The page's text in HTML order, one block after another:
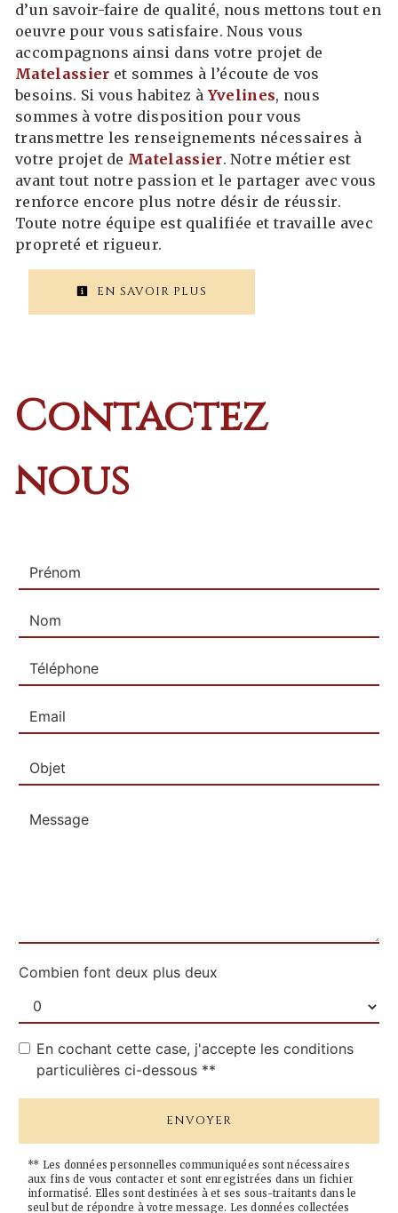
d’un savoir-faire de qualité, nous mettons tout en
oeuvre pour vous satisfaire. Nous vous
accompagnons ainsi dans votre projet de
Matelassier et sommes à l’écoute de vos
besoins. Si vous habitez à Yvelines, nous
sommes à votre disposition pour vous
transmettre les renseignements nécessaires à
votre projet de Matelassier. Notre métier est
avant tout notre passion et le partager avec vous
renforce encore plus notre désir de réussir.
Toute notre équipe est qualifiée et travaille avec
propreté et rigueur.
EN SAVOIR PLUS
Contactez
nous
Combien font deux plus deux
En cochant cette case, j'accepte les conditions
particulières ci-dessous **
ENVOYER
** Les données personnelles communiquées sont nécessaires
aux fins de vous contacter et sont enregistrées dans un fichier
informatisé. Elles sont destinées à et ses sous-traitants dans le
seul but de répondre à votre message. Les données collectées